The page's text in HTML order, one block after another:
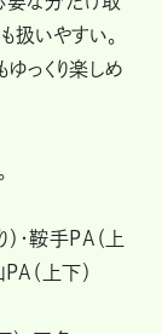
扱いやすい。
っくり楽しめ
・鞍手PA（上
（上下）